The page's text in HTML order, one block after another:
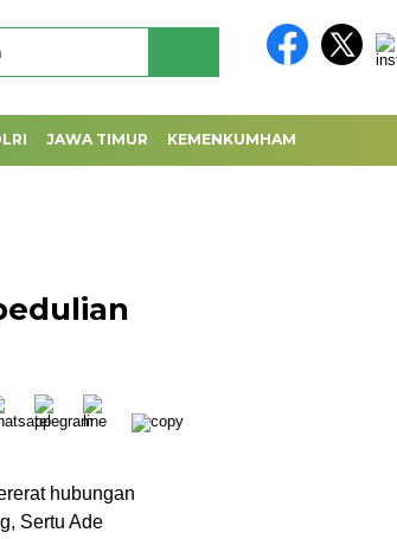
JAWA TIMUR KEMENKUMHAM
hubungan
Sertu Ade